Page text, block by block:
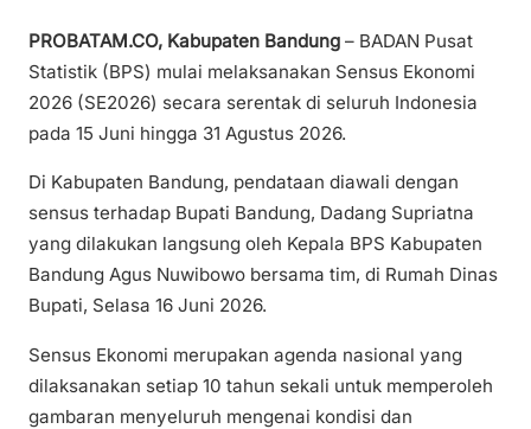
PROBATAM.CO, Kabupaten Bandung – BADAN Pusat
Statistik (BPS) mulai melaksanakan Sensus Ekonomi
2026 (SE2026) secara serentak di seluruh Indonesia
pada 15 Juni hingga 31 Agustus 2026.
Di Kabupaten Bandung, pendataan diawali dengan
sensus terhadap Bupati Bandung, Dadang Supriatna
yang dilakukan langsung oleh Kepala BPS Kabupaten
Bandung Agus Nuwibowo bersama tim, di Rumah Dinas
Bupati, Selasa 16 Juni 2026.
Sensus Ekonomi merupakan agenda nasional yang
dilaksanakan setiap 10 tahun sekali untuk memperoleh
gambaran menyeluruh mengenai kondisi dan